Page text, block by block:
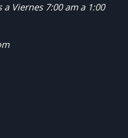
Viernes 7:00 am a 1:00